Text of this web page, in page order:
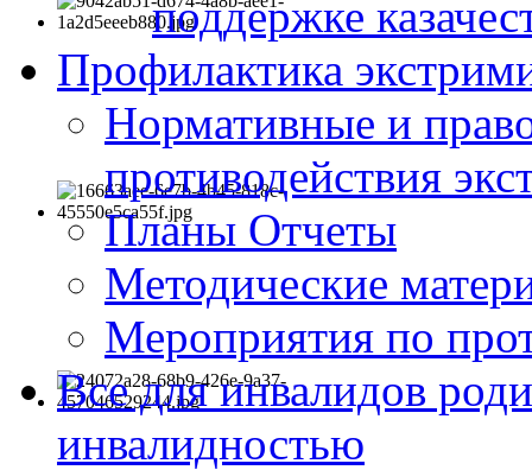
поддержке
Профилактика
Нормативные и
противодействия
Планы Отчеты
Методические
Мероприятия по
Все для инвалидов
инвалидностью